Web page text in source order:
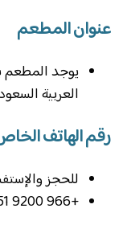
عنوان المطعم
العربية
رقم الهاتف
للحجز
+966 9200 03251